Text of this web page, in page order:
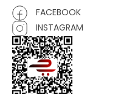
FACEBOOK
INSTAGRAM